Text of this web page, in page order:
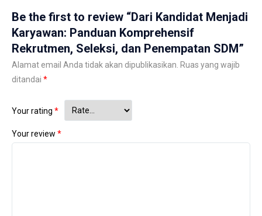
Be the first to review “Dari Kandidat Menjadi
Karyawan: Panduan Komprehensif
Rekrutmen, Seleksi, dan Penempatan SDM”
Alamat email Anda tidak akan dipublikasikan. Ruas yang wajib
ditandai *
Your rating *
Your review *